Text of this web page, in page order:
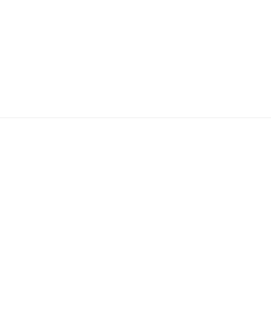
óta foglalkozik